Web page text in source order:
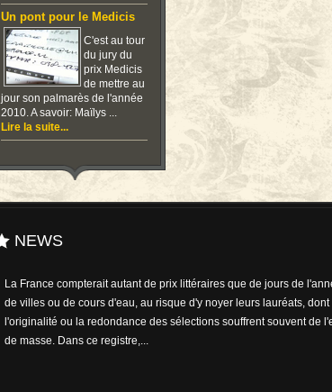
Un pont pour le Medicis
C'est au tour
du jury du
prix Medicis
de mettre au
jour son palmarès de l'année
2010. A savoir: Maïlys ...
Lire la suite...
NEWS
La France compterait autant de prix littéraires que de jours de
de villes ou de cours d'eau, au risque d'y noyer leurs lauréats, dont
l'originalité ou la redondance des sélections souffrent souvent de
de masse. Dans ce registre,...